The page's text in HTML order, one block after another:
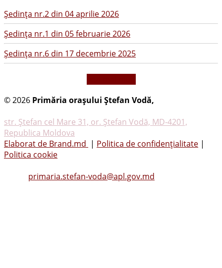
Şedinţa nr.2 din 04 aprilie 2026
Şedinţa nr.1 din 05 februarie 2026
Şedinţa nr.6 din 17 decembrie 2025
© 2026 Primăria oraşului Ştefan Vodă,
str. Ştefan cel Mare 31, or. Ştefan Vodă, MD-4201,
Republica Moldova
Elaborat de Brand.md | Politica de confidențialitate |
Politica cookie
primaria.stefan-voda@apl.gov.md